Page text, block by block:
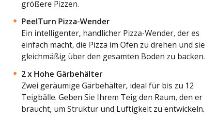
größere Pizzen.
PeelTurn Pizza-Wender
Ein intelligenter, handlicher Pizza-Wender, der es
einfach macht, die Pizza im Ofen zu drehen und sie
gleichmäßig über den gesamten Boden zu backen.
2 x Hohe Gärbehälter
Zwei geräumige Gärbehälter, ideal für bis zu 12
Teigbälle. Geben Sie Ihrem Teig den Raum, den er
braucht, um Struktur und Luftigkeit zu entwickeln.